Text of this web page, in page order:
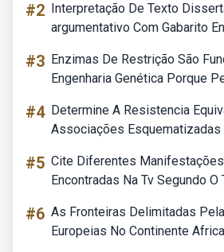
#2 Interpretação De Texto
argumentativo Com Gabarito
#3 Enzimas De Restrição São
Engenharia Genética Porque
#4 Determine A Resistencia
Associações Esquematizadas
#5 Cite Diferentes
Encontradas Na Tv Segundo O
#6 As Fronteiras Delimitadas
Europeias No Continente